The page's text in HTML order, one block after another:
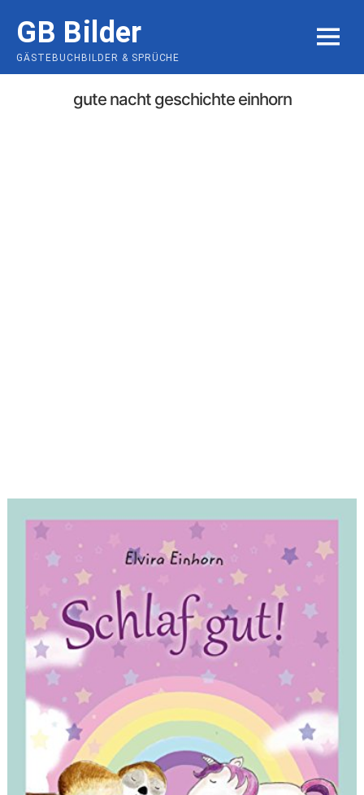
content
GB Bilder
GÄSTEBUCHBILDER & SPRÜCHE
MENU
gute nacht geschichte einhorn